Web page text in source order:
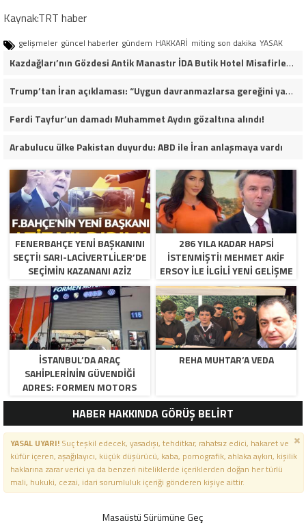
Kaynak:TRT haber
gelişmeler güncel haberler gündem HAKKARİ miting son dakika YASAK
Kazdağları’nın Gözdesi Antik Manastır İDA Butik Hotel Misafirlerinden Tam Not Alıyor
Trump’tan İran açıklaması: “Uygun davranmazlarsa gereğini yaparım”
Ferdi Tayfur’un damadı Muhammet Aydın gözaltına alındı!
Arabulucu ülke Pakistan duyurdu: ABD ile İran anlaşmaya vardı
FENERBAHÇE YENI BAŞKANINI
SEÇTI! SARI-LACIVERTLILER’DE
SEÇIMIN KAZANANI AZIZ
YILDIRIM OLDU
286 YILA KADAR HAPSI
ISTENMIŞTI! MEHMET AKIF
ERSOY ILE ILGILI YENI GELIŞME
İSTANBUL’DA ARAÇ
SAHIPLERININ GÜVENDIĞI
ADRES: FORMEN MOTORS
REHA MUHTAR’A VEDA
HABER HAKKINDA GÖRÜŞ BELİRT
YASAL UYARI!Suç teşkil edecek, yasadışı, tehditkar, rahatsız edici, hakaret ve
küfür içeren, aşağılayıcı, küçük düşürücü, kaba, pornografik, ahlaka aykırı, kişilik
haklarına zarar verici ya da benzeri niteliklerde içeriklerden doğan her türlü
mali, hukuki, cezai, idari sorumluluk içeriği gönderen kişiye aittir.
Masaüstü Sürümüne Geç